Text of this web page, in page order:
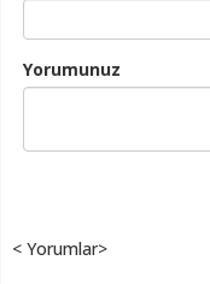
Yorumunuz
< Yorumlar>